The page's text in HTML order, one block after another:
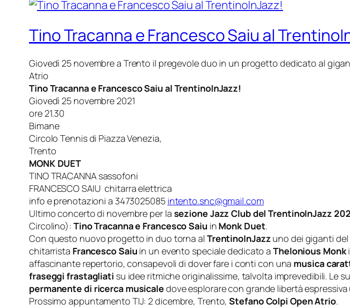
Tino Tracanna e Francesco Saiu al
Giovedì 25 novembre a Trento il pregevole duo in un progetto dedicato al
Atrio
Tino Tracanna e Francesco Saiu al TrentinoInJazz!
Giovedì 25 novembre 2021
ore 21.30
Bimane
Circolo Tennis di Piazza Venezia,
Trento
MONK DUET
TINO TRACANNA sassofoni
FRANCESCO SAIU chitarra elettrica
info e prenotazioni a 3473025085 intento.snc@gmail.com
Ultimo concerto di novembre per la sezione Jazz Club del TrentinoInJazz
Circolino): Tino Tracanna e Francesco Saiu in Monk Duet.
Con questo nuovo progetto in duo torna al TrentinoInJazz uno dei giganti
chitarrista Francesco Saiu in un evento speciale dedicato aThelonious Monk
affascinante repertorio, consapevoli di dover fare i conti con una musica
fraseggi frastagliati su idee ritmiche originalissime, talvolta imprevedibili. Le
permanente di ricerca musicale dove esplorare con grande libertà
Prossimo appuntamento TIJ: 2 dicembre, Trento,Stefano Colpi Open Atrio.